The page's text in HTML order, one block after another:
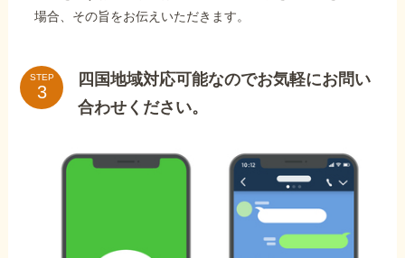
場合、その旨をお伝えいただきます。
STEP
四国地域対応可能なのでお気軽にお問い
合わせください。